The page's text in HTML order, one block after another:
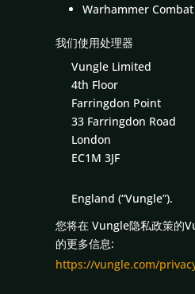
Warhammer
我们使用处理器
Vungle Limited
4th Floor
Farringdon Point
33 Farringdon Road
London
EC1M 3JF
England (“Vungle”).
您将在 Vungle隐私政策的
的更多信息:
https://vungle.com/